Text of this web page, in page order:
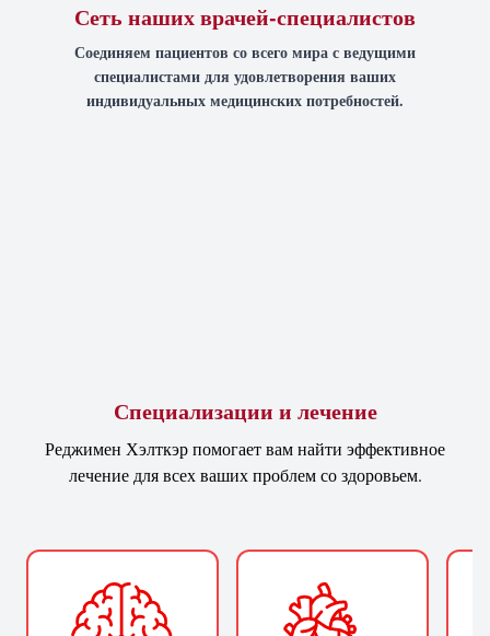
Сеть наших врачей-специалистов
Соединяем пациентов со всего мира с ведущими
специалистами для удовлетворения ваших
индивидуальных медицинских потребностей.
Специализации и лечение
Реджимен Хэлткэр помогает вам найти эффективное
лечение для всех ваших проблем со здоровьем.